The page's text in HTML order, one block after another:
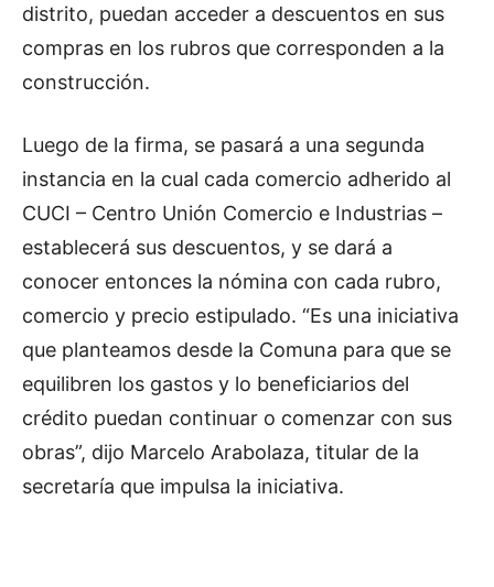
distrito, puedan acceder a descuentos en sus
compras en los rubros que corresponden a la
construcción.
Luego de la firma, se pasará a una segunda
instancia en la cual cada comercio adherido al
CUCI – Centro Unión Comercio e Industrias –
establecerá sus descuentos, y se dará a
conocer entonces la nómina con cada rubro,
comercio y precio estipulado. “Es una iniciativa
que planteamos desde la Comuna para que se
equilibren los gastos y lo beneficiarios del
crédito puedan continuar o comenzar con sus
obras”, dijo Marcelo Arabolaza, titular de la
secretaría que impulsa la iniciativa.